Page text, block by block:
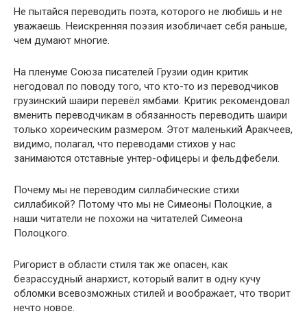
Не пытайся переводить поэта, которого не любишь и не
уважаешь. Неискренняя поэзия изобличает себя раньше,
чем думают многие.
На пленуме Союза писателей Грузии один критик
негодовал по поводу того, что кто-то из переводчиков
грузинский шаири перевёл ямбами. Критик рекомендовал
вменить переводчикам в обязанность переводить шаири
только хореическим размером. Этот маленький Аракчеев,
видимо, полагал, что переводами стихов у нас
занимаются отставные унтер-офицеры и фельдфeбели.
Почему мы не переводим силлабические стихи
силлабикой? Потому что мы не Симеоны Полоцкие, a
наши читатели не похожи на читателей Симеона
Полоцкого.
Ригорист в области стиля так же опасен, как
безрассудный анархист, который валит в одну кучу
обломки всевозможныx стилей и воображает, что творит
нечто новое.